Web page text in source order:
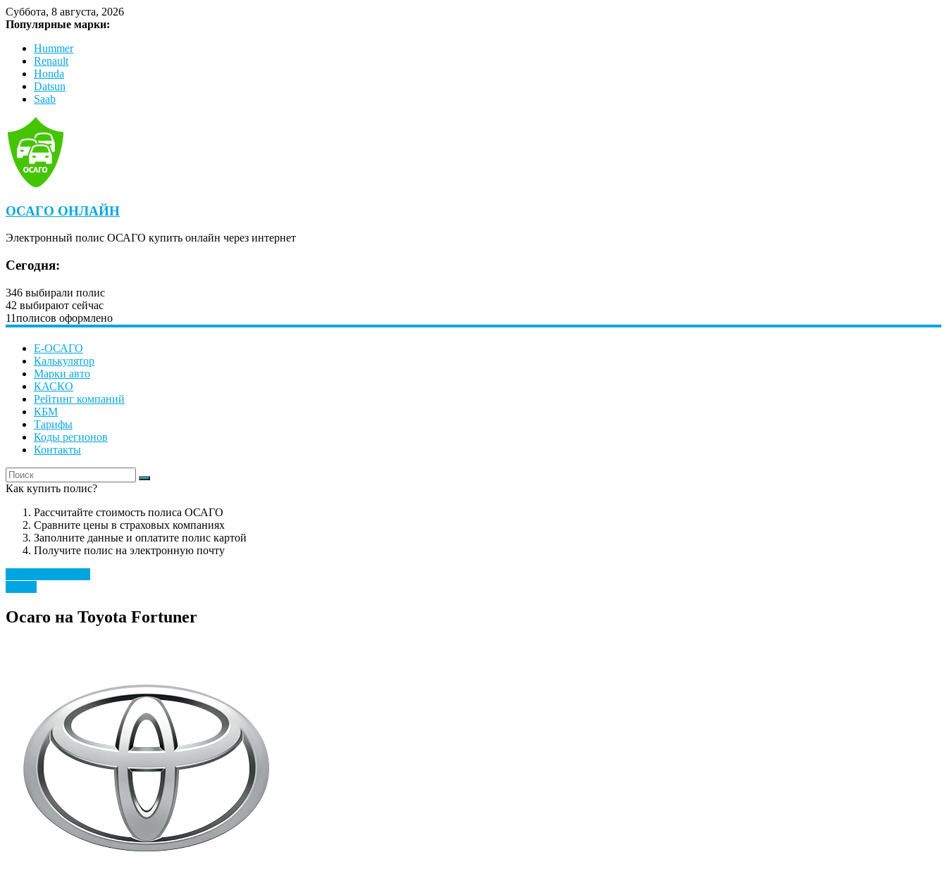
Суббота, 8 августа, 2026
Популярные марки:
Hummer
Renault
Honda
Datsun
Saab
ОСАГО ОНЛАЙН
Электронный полис ОСАГО купить онлайн через интернет
Сегодня:
346 выбирали полис
42 выбирают сейчас
11полисов оформлено
Е-ОСАГО
Калькулятор
Марки авто
КАСКО
Рейтинг компаний
КБМ
Тарифы
Коды регионов
Контакты
Как купить полис?
Рассчитайте стоимость полиса ОСАГО
Сравните цены в страховых компаниях
Заполните данные и оплатите полис картой
Получите полис на электронную почту
Осаго на Toyota Fortuner